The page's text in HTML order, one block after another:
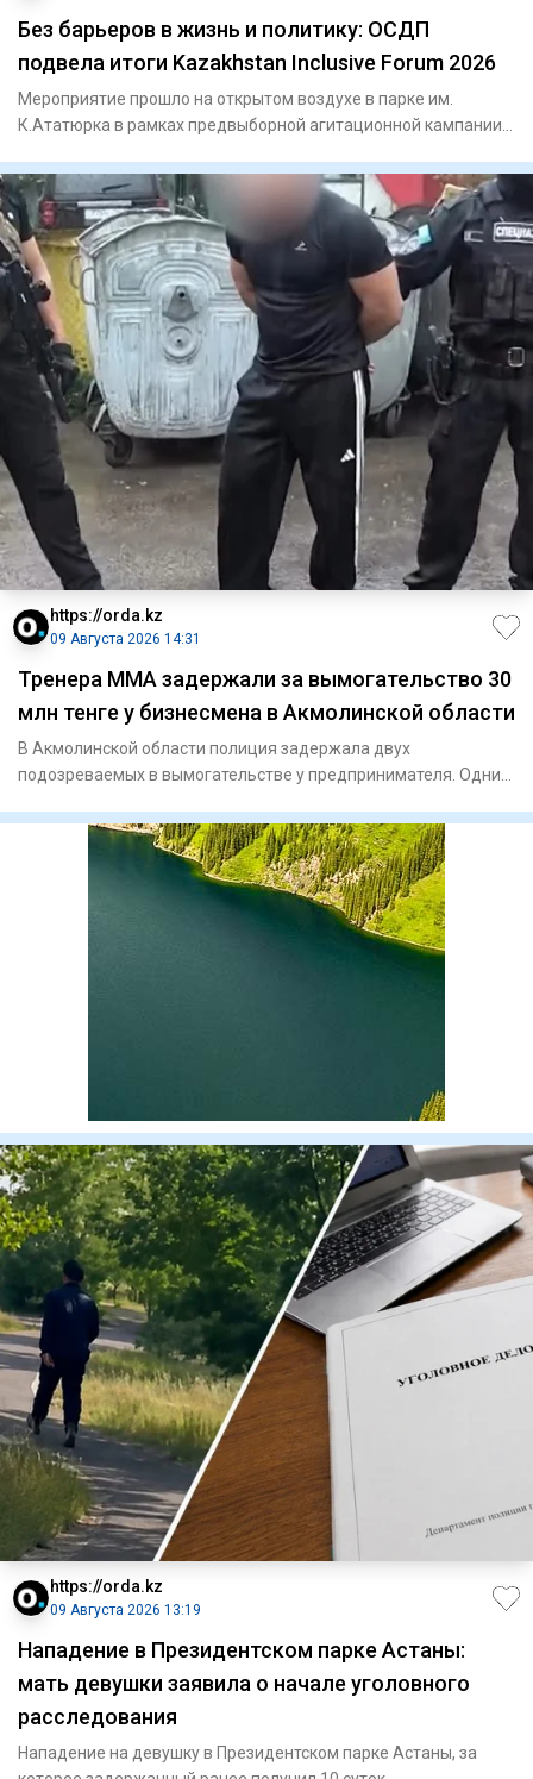
Без барьеров в жизнь и политику: ОСДП
подвела итоги Kazakhstan Inclusive Forum 2026
Мероприятие прошло на открытом воздухе в парке им.
К.Ататюрка в рамках предвыборной агитационной кампании
https://orda.kz
09 Августа 2026 14:31
Тренера ММА задержали за вымогательство 30
млн тенге у бизнесмена в Акмолинской области
В Акмолинской области полиция задержала двух
подозреваемых в вымогательстве у предпринимателя. Одним
https://orda.kz
09 Августа 2026 13:19
Нападение в Президентском парке Астаны:
мать девушки заявила о начале уголовного
расследования
Нападение на девушку в Президентском парке Астаны, за